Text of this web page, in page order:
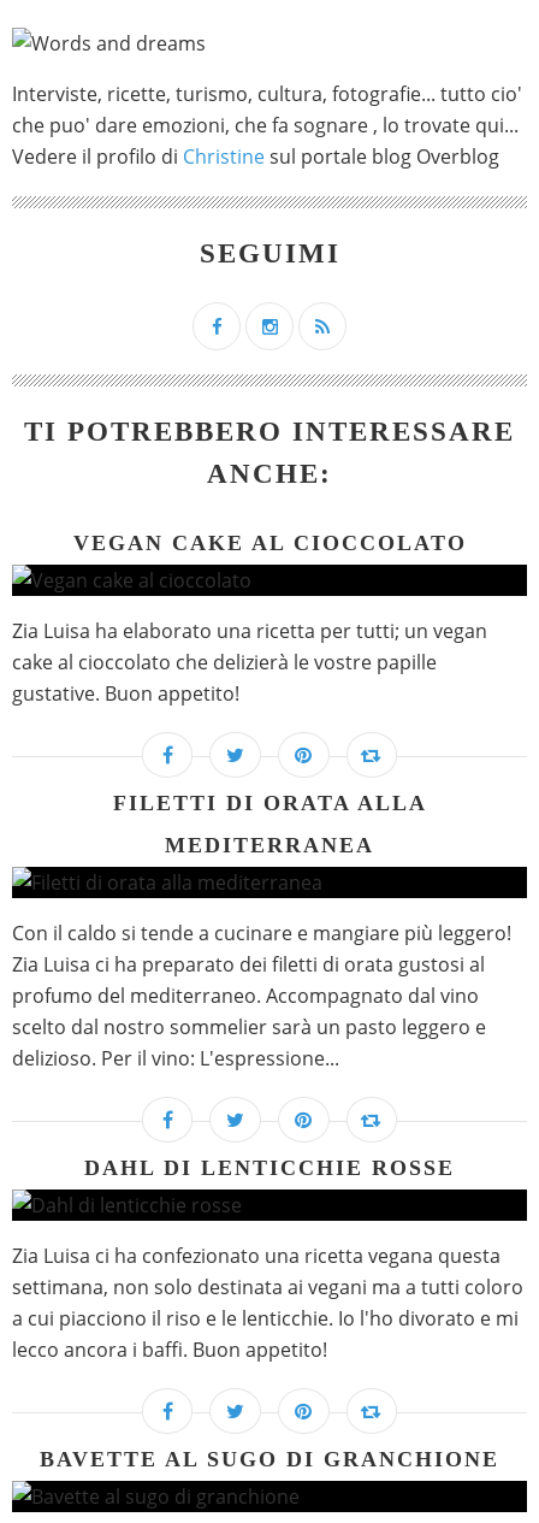
Interviste, ricette, turismo, cultura, fotografie... tutto cio'
che puo' dare emozioni, che fa sognare , lo trovate qui...
Vedere il profilo di Christinesul portale blog Overblog
SEGUIMI
TI POTREBBERO INTERESSARE
ANCHE:
VEGAN CAKE AL CIOCCOLATO
Zia Luisa ha elaborato una ricetta per tutti; un vegan
cake al cioccolato che delizierà le vostre papille
gustative. Buon appetito!
FILETTI DI ORATA ALLA
MEDITERRANEA
Con il caldo si tende a cucinare e mangiare più leggero!
Zia Luisa ci ha preparato dei filetti di orata gustosi al
profumo del mediterraneo. Accompagnato dal vino
scelto dal nostro sommelier sarà un pasto leggero e
delizioso. Per il vino: L'espressione...
DAHL DI LENTICCHIE ROSSE
Zia Luisa ci ha confezionato una ricetta vegana questa
settimana, non solo destinata ai vegani ma a tutti coloro
a cui piacciono il riso e le lenticchie. Io l'ho divorato e mi
lecco ancora i baffi. Buon appetito!
BAVETTE AL SUGO DI GRANCHIONE